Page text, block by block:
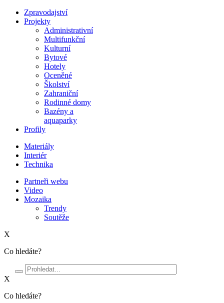
Zpravodajství
Projekty
Administrativní
Multifunkční
Kulturní
Bytové
Hotely
Oceněné
Školství
Zahraniční
Rodinné domy
Bazény a
aquaparky
Profily
Materiály
Interiér
Technika
Partneři webu
Video
Mozaika
Trendy
Soutěže
X
Co hledáte?
X
Co hledáte?